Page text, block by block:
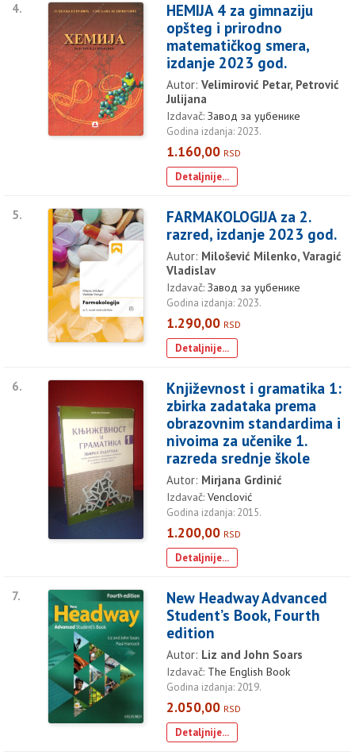
4.
HEMIJA 4 za gimnaziju
opšteg i prirodno
matematičkog smera,
izdanje 2023 god.
Autor: Velimirović Petar, Petrović
Julijana
Izdavač: Завод за уџбенике
Godina izdanja: 2023.
1.160,00 RSD
Detaljnije...
5.
FARMAKOLOGIJA za 2.
razred, izdanje 2023 god.
Autor: Milošević Milenko, Varagić
Vladislav
Izdavač: Завод за уџбенике
Godina izdanja: 2023.
1.290,00 RSD
Detaljnije...
6.
Književnost i gramatika 1:
zbirka zadataka prema
obrazovnim standardima i
nivoima za učenike 1.
razreda srednje škole
Autor: Mirjana Grdinić
Izdavač: Venclović
Godina izdanja: 2015.
1.200,00 RSD
Detaljnije...
7.
New Headway Advanced
Student’s Book, Fourth
edition
Autor: Liz and John Soars
Izdavač: The English Book
Godina izdanja: 2019.
2.050,00 RSD
Detaljnije...